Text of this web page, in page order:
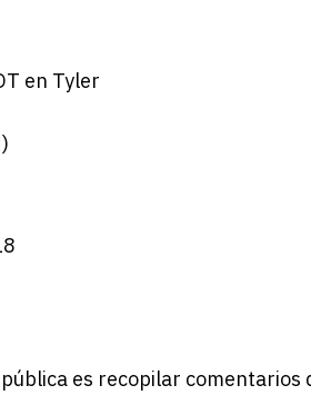
en Tyler
)
es recopilar